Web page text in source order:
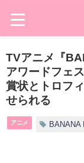
TVアニメ『
アワードフェ
賞状とトロフ
せられる
アニメ BANANA